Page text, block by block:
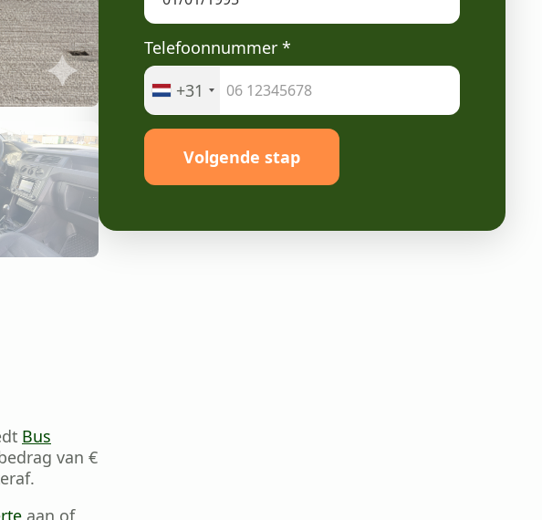
Bus
van €
aan of
Telefoonnummer *
+31
Volgende stap